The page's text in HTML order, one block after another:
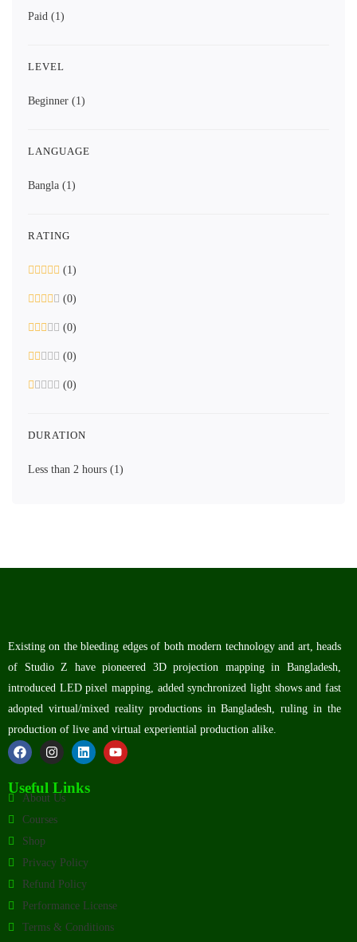
Paid (1)
LEVEL
Beginner (1)
LANGUAGE
Bangla (1)
RATING
(1)
(0)
(0)
(0)
(0)
DURATION
Less than 2 hours (1)
Existing on the bleeding edges of both modern technology and art, heads
of Studio Z have pioneered 3D projection mapping in Bangladesh,
introduced LED pixel mapping, added synchronized light shows and fast
adopted virtual/mixed reality productions in Bangladesh, ruling in the
production of live and virtual experiential production alike.
Useful Links
About Us
Courses
Shop
Privacy Policy
Refund Policy
Performance License
Terms & Conditions